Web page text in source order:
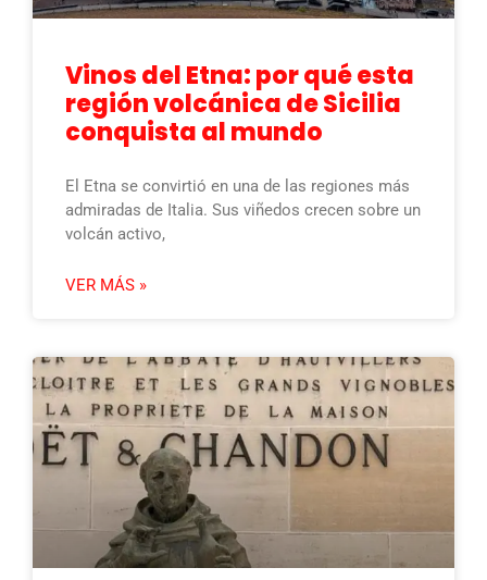
Vinos del Etna: por qué esta
región volcánica de Sicilia
conquista al mundo
El Etna se convirtió en una de las regiones más
admiradas de Italia. Sus viñedos crecen sobre un
volcán activo,
VER MÁS »